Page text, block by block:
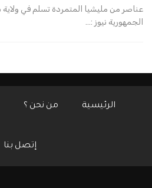
عناصر من مليشيا المتمردة تسلم في
الجمهورية نيوز :…
الرئيسية من نحن ؟
إتصل بنا